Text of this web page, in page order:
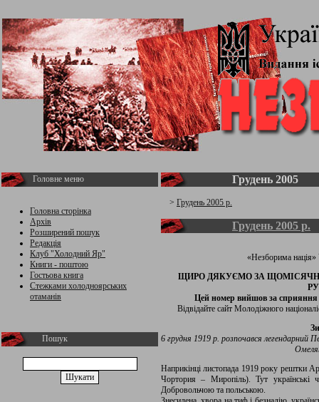
Головне меню
Головна сторінка
Архів
Розширений пошук
Редакція
Клуб "Холодний Яр"
Книги - поштою
Гостьова книга
Стежками холодноярських
отаманів
Пошук
Грудень 2005
> Грудень 2005 р.
Грудень 2005 р.
«Незборима
ЩИРО ДЯКУЄМО ЗА ЩОМІСЯЧНУ
Цей номер вийшов за сприяння
Відвідайте сайт Молодіжного
6 грудня 1919 р. розпочався легендарний
Наприкінці листопада 1919 року рештки
Чортория – Миропіль). Тут українські
Добровольчою та польською.